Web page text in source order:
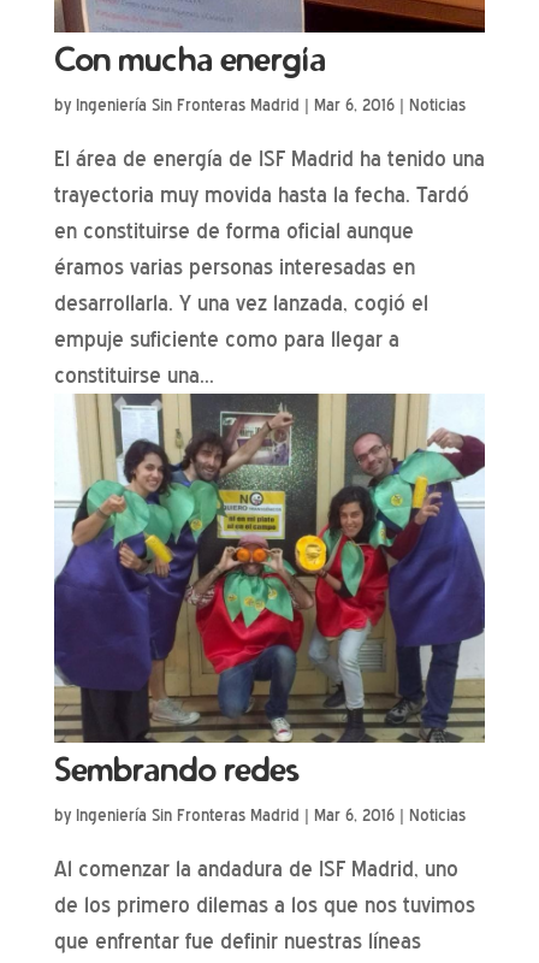
Con mucha energía
by Ingeniería Sin Fronteras Madrid | Mar 6, 2016| Noticias
El área de energía de ISF Madrid ha tenido una
trayectoria muy movida hasta la fecha. Tardó
en constituirse de forma oficial aunque
éramos varias personas interesadas en
desarrollarla. Y una vez lanzada, cogió el
empuje suficiente como para llegar a
constituirse una...
Sembrando redes
by Ingeniería Sin Fronteras Madrid | Mar 6, 2016| Noticias
Al comenzar la andadura de ISF Madrid, uno
de los primero dilemas a los que nos tuvimos
que enfrentar fue definir nuestras líneas